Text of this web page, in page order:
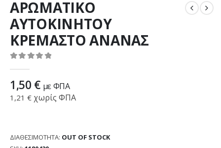
ΑΡΩΜΑΤΙΚΟ
ΑΥΤΟΚΙΝΗΤΟΥ
ΚΡΕΜΑΣΤΟ ΑΝΑΝΑΣ
1,50 € με ΦΠΑ
1,21 € χωρίς ΦΠΑ
ΔΙΑΘΕΣΙΜΌΤΗΤΑ: OUT OF STOCK